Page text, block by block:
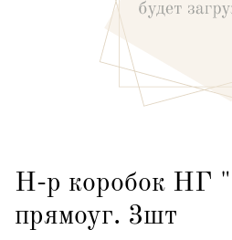
Н-р коробок НГ
прямоуг. 3шт